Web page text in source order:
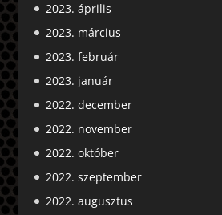
2023. április
2023. március
2023. február
2023. január
2022. december
2022. november
2022. október
2022. szeptember
2022. augusztus